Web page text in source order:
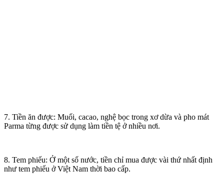
7. Tiền ăn được: Muối, cacao, nghệ bọc trong xơ dừa và pho mát
Parma từng được sử dụng làm tiền tệ ở nhiều nơi.
8. Tem phiếu: Ở một số nước, tiền chỉ mua được vài thứ nhất định
như tem phiếu ở Việt Nam thời bao cấp.